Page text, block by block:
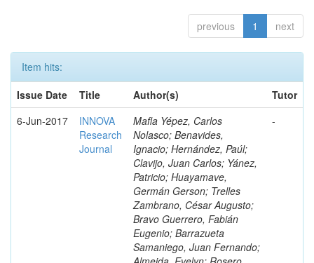
previous 1 next
Item hits:
Issue Date
Title Author(s)
Tutor
6-Jun-2017
INNOVA
Research
Journal
Mafla Yépez, Carlos
Nolasco; Benavides,
Ignacio; Hernández, Paúl;
Clavijo, Juan Carlos; Yánez,
Patricio; Huayamave,
Germán Gerson; Trelles
Zambrano, César Augusto;
Bravo Guerrero, Fabián
Eugenio; Barrazueta
Samaniego, Juan Fernando;
-